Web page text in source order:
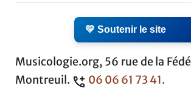
💛 Soutenir le site
Musicologie.org, 56 rue de la
Montreuil.
06 06 61 73 41.